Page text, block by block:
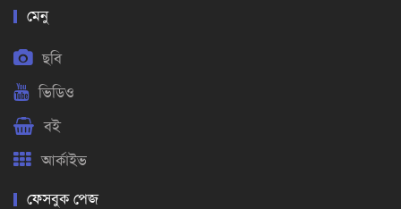
মেনু
ছবি
ভিডিও
বই
আর্কাইভ
ফেসবুক পেজ